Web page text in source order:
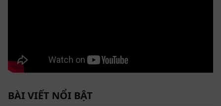
BÀI VIẾT NỔI BẬT